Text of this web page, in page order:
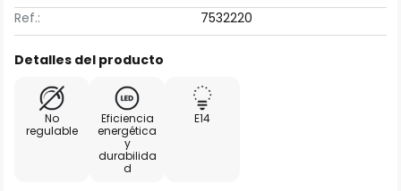
Ref.:
7532220
Detalles del producto
No
regulable
Eficiencia
energética
y
durabilida
d
E14